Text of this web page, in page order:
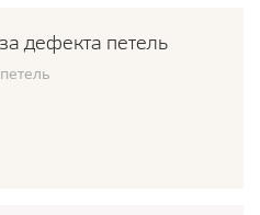
дефекта петель